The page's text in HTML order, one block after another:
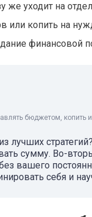
же уходит на
или копить на
финансовой
бюджетом, копить
лучших
сумму. Во-
вашего
себя и